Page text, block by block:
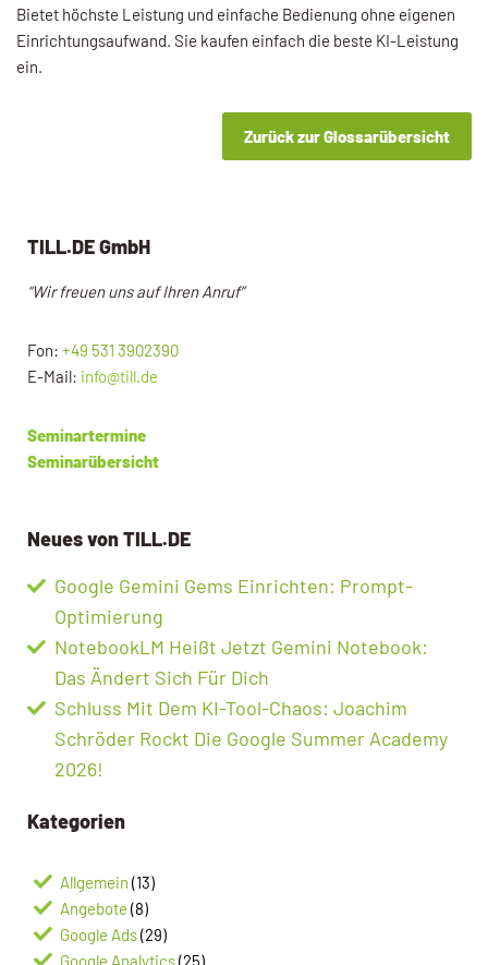
Bietet höchste Leistung und einfache Bedienung ohne eigenen
Einrichtungsaufwand. Sie kaufen einfach die beste KI-Leistung
ein.
Zurück zur Glossarübersicht
TILL.DE GmbH
“Wir freuen uns auf Ihren Anruf”
Fon: +49 531 3902390
E-Mail: info@till.de
Seminartermine
Seminarübersicht
Neues von TILL.DE
Google Gemini Gems Einrichten: Prompt-
Optimierung
NotebookLM Heißt Jetzt Gemini Notebook:
Das Ändert Sich Für Dich
Schluss Mit Dem KI-Tool-Chaos: Joachim
Schröder Rockt Die Google Summer Academy
2026!
Kategorien
Allgemein (13)
Angebote (8)
Google Ads(29)
Google Analytics(25)